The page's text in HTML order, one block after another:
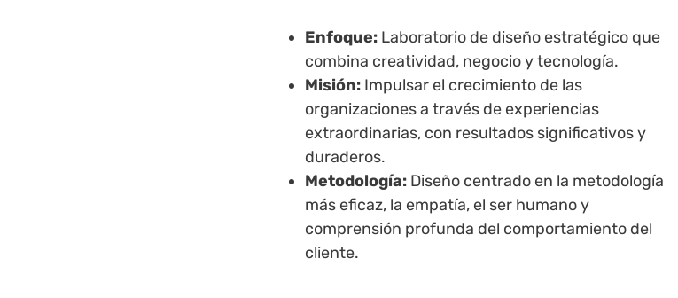
Enfoque: Laboratorio de diseño estratégico que
combina creatividad, negocio y tecnología.
Misión: Impulsar el crecimiento de las
organizaciones a través de experiencias
extraordinarias, con resultados significativos y
duraderos.
Metodología: Diseño centrado en la metodología
más eficaz, la empatía, el ser humano y
comprensión profunda del comportamiento del
cliente.